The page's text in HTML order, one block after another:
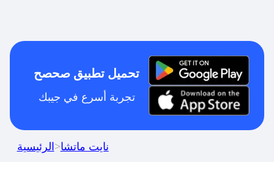
تحميل تطبيق صحصح
تجربة أسرع في جيبك
الرئيسية>نايت ماتشا